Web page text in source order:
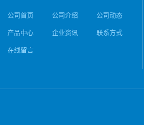
公司首页 公司介绍 公司动态
产品中心 企业资讯 联系方式
在线留言